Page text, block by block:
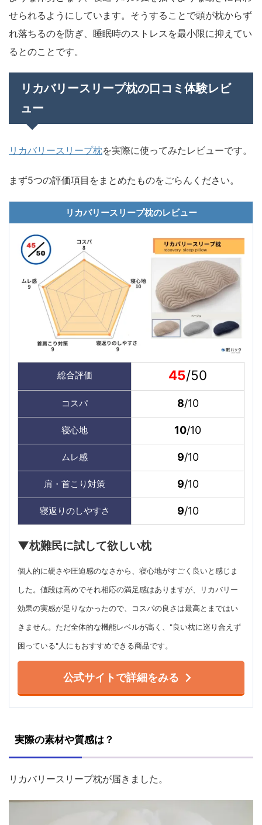
せられるようにしています。そうすることで頭が枕からず
れ落ちるのを防ぎ、睡眠時のストレスを最小限に抑えてい
るとのことです。
リカバリースリープ枕の口コミ体験レビ
ュー
リカバリースリープ枕を実際に使ってみたレビューです。
まず5つの評価項目をまとめたものをごらんください。
リカバリースリープ枕のレビュー
総合評価 45/50
コスパ 8/10
寝心地 10/10
ムレ感 9/10
肩・首こり対策 9/10
寝返りのしやすさ 9/10
▼枕難民に試して欲しい枕
個人的に硬さや圧迫感のなさから、寝心地がすごく良いと感じま
した。値段は高めでそれ相応の満足感はありますが、リカバリー
効果の実感が足りなかったので、コスパの良さは最高とまではい
きません。ただ全体的な機能レベルが高く、"良い枕に巡り合えず
困っている"人にもおすすめできる商品です。
公式サイトで詳細をみる
実際の素材や質感は？
リカバリースリープ枕が届きました。